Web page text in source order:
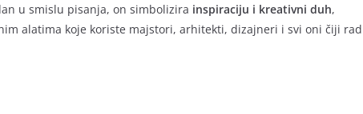
u smislu pisanja, on simbolizira inspiraciju i kreativni duh,
alatima koje koriste majstori, arhitekti, dizajneri i svi oni čiji rad